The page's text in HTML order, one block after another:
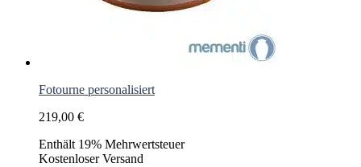
Fotourne personalisiert
219,00 €
Enthält 19% Mehrwertsteuer
Kostenloser Versand